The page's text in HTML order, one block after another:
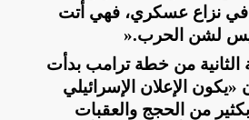
في نزاع عسكري، فهي أتت
لشن الحرب».
الثانية من خطة ترامب بدأت
«يكون الإعلان الإسرائيلي
من الحجج والعقبات